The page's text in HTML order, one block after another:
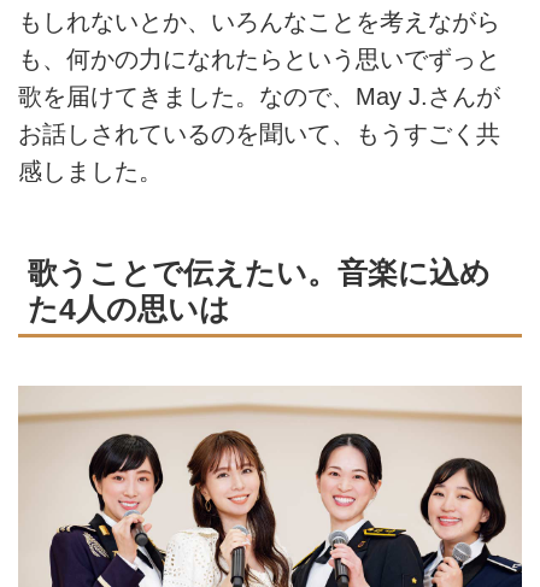
もしれないとか、いろんなことを考えながら
も、何かの力になれたらという思いでずっと
歌を届けてきました。なので、May J.さんが
お話しされているのを聞いて、もうすごく共
感しました。
歌うことで伝えたい。音楽に込め
た4人の思いは